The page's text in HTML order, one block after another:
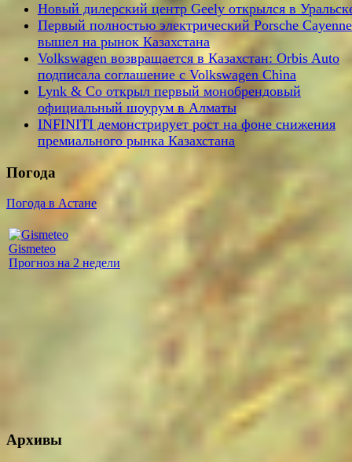
Новый дилерский центр Geely открылся в
Первый полностью электрический Porsche Cayenne
вышел на рынок Казахстана
Volkswagen возвращается в Казахстан: Orbis Auto
подписала соглашение с Volkswagen China
Lynk & Co открыл первый монобрендовый
официальный шоурум в Алматы
INFINITI демонстрирует рост на фоне снижения
премиального рынка Казахстана
Погода
Погода в Астане
Gismeteo
Прогноз на 2 недели
Архивы